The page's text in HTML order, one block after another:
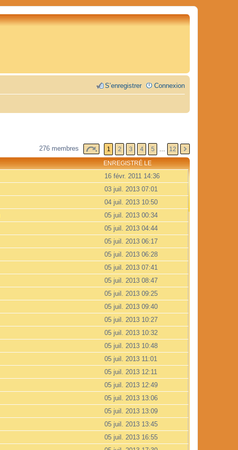
Connexion
S’enregistrer
276 membres 1 2 3 4 5
12
ENREGISTRÉ LE
16 févr. 2011 14:36
03 juil. 2013 07:01
04 juil. 2013 10:50
05 juil. 2013 00:34
05 juil. 2013 04:44
05 juil. 2013 06:17
05 juil. 2013 06:28
05 juil. 2013 07:41
05 juil. 2013 08:47
05 juil. 2013 09:25
05 juil. 2013 09:40
05 juil. 2013 10:27
05 juil. 2013 10:32
05 juil. 2013 10:48
05 juil. 2013 11:01
05 juil. 2013 12:11
05 juil. 2013 12:49
05 juil. 2013 13:06
05 juil. 2013 13:09
05 juil. 2013 13:45
05 juil. 2013 16:55